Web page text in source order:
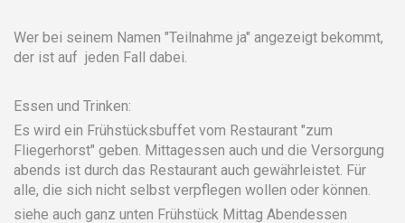
Wer bei seinem Namen "Teilnahme ja" angezeigt bekommt,
der ist auf jeden Fall dabei.
Essen und Trinken:
Es wird ein Frühstücksbuffet vom Restaurant "zum
Fliegerhorst" geben. Mittagessen auch und die Versorgung
abends ist durch das Restaurant auch gewährleistet. Für
alle, die sich nicht selbst verpflegen wollen oder können.
siehe auch ganz unten Frühstück Mittag Abendessen